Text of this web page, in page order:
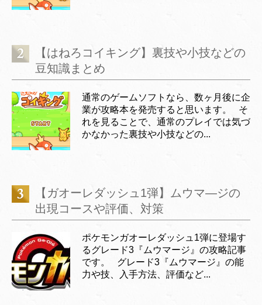
【はねろコイキング】裏技や小技などの
豆知識まとめ
通常のゲームソフトなら、数ヶ月後に企
業が攻略本を発売すると思います。 そ
れを見ることで、通常のプレイでは気づ
かなかった裏技や小技などの...
【ガオーレダッシュ1弾】ムウマ―ジの
出現コースや評価、対策
ポケモンガオーレダッシュ1弾に登場す
るグレード3『ムウマージ』の攻略記事
です。 グレード3『ムウマージ』の能
力や技、入手方法、評価など...